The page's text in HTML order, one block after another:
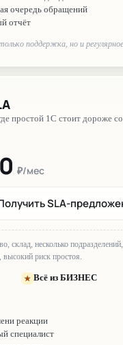
очередь обращений
отчёт
поддержка, но и
простой 1С стоит дороже
₽/мес
SLA-
склад, несколько
высокий риск простоя.
★ Всё из БИЗНЕС
реакции
специалист